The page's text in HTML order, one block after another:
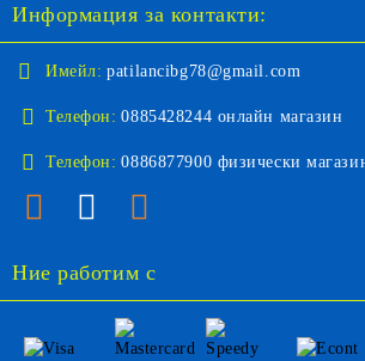
Информация за контакти:
Имейл: patilancibg78@gmail.com
Телефон: 0885428244 онлайн магазин
Телефон: 0886877900 физически
Ние работим с